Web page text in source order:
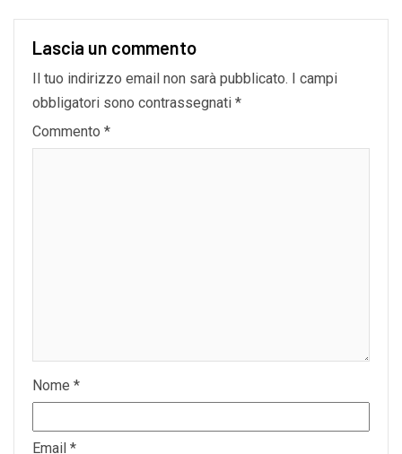
Lascia un commento
Il tuo indirizzo email non sarà pubblicato.
I campi
obbligatori sono contrassegnati *
Commento *
Nome *
Email *